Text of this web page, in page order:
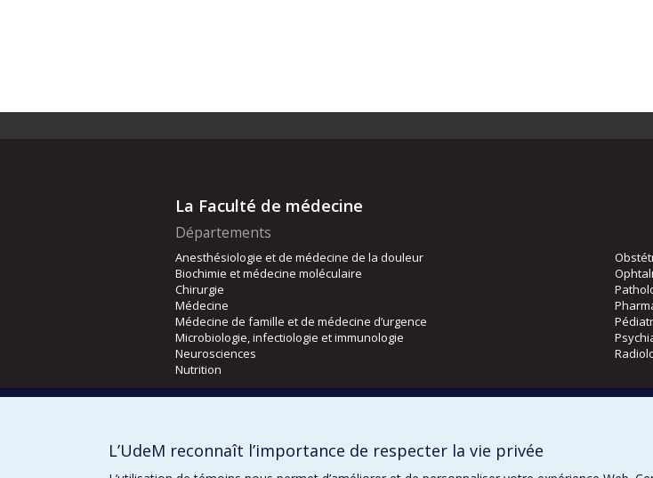
La Faculté de médecine
Départements
Anesthésiologie et de médecine de la douleur
Biochimie et médecine moléculaire
Chirurgie
Médecine
Médecine de famille et de médecine d’urgence
Microbiologie, infectiologie et immunologie
Neurosciences
Nutrition
Orthophonie et audiologie
L’UdeM reconnaît l’importance de respecter la vie privée